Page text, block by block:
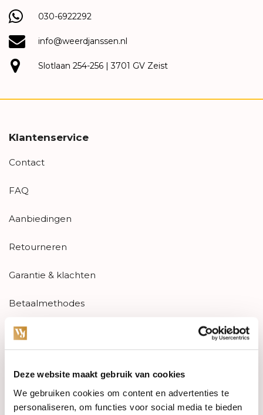
Deze website maakt gebruik van cookies
We gebruiken cookies om content en advertenties te
personaliseren, om functies voor social media te bieden
030-6922292
info@weerdjanssen.nl
Slotlaan 254-256 | 3701 GV Zeist
Klantenservice
Contact
FAQ
Aanbiedingen
Retourneren
Garantie & klachten
Betaalmethodes
Sitemap
Categorieën
Horloges